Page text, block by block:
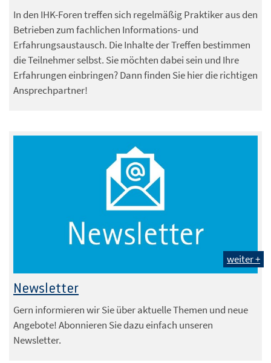
In den IHK-Foren treffen sich regelmäßig Praktiker aus den
Betrieben zum fachlichen Informations- und
Erfahrungsaustausch. Die Inhalte der Treffen bestimmen
die Teilnehmer selbst. Sie möchten dabei sein und Ihre
Erfahrungen einbringen? Dann finden Sie hier die richtigen
Ansprechpartner!
weiter +
Newsletter
Gern informieren wir Sie über aktuelle Themen und neue
Angebote! Abonnieren Sie dazu einfach unseren
Newsletter.